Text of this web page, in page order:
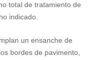
total de tratamiento de
indicado.
un ensanche de
bordes de pavimento,